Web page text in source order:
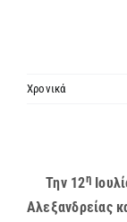
ΕΝΗΜΕΡΩΣΗ
Χρονικά
Την 12η
Αλεξανδρείας